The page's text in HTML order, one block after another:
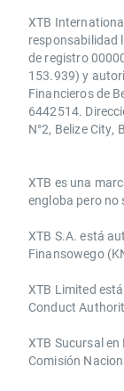
XTB
responsabilidad
de registro
153.939) y
Financieros de
6442514.
N°2, Belize City,
​​XTB es una
engloba pero no
XTB S.A.​ está
Finansowego
XTB Limited
Conduct
XTB Sucursal
Comisión